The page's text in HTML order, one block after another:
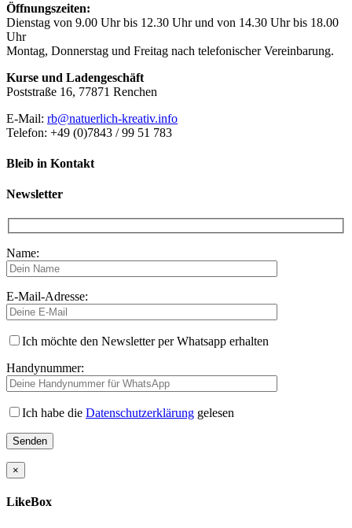
Öffnungszeiten:
Dienstag von 9.00 Uhr bis 12.30 Uhr und von 14.30 Uhr bis 18.00
Uhr
Montag, Donnerstag und Freitag nach telefonischer Vereinbarung.
Kurse und Ladengeschäft
Poststraße 16, 77871 Renchen
E-Mail: rb@natuerlich-kreativ.info
Telefon: +49 (0)7843 / 99 51 783
Bleib in Kontakt
Newsletter
Name:
E-Mail-Adresse:
Ich möchte den Newsletter per Whatsapp erhalten
Handynummer:
Ich habe die Datenschutzerklärung gelesen
×
LikeBox